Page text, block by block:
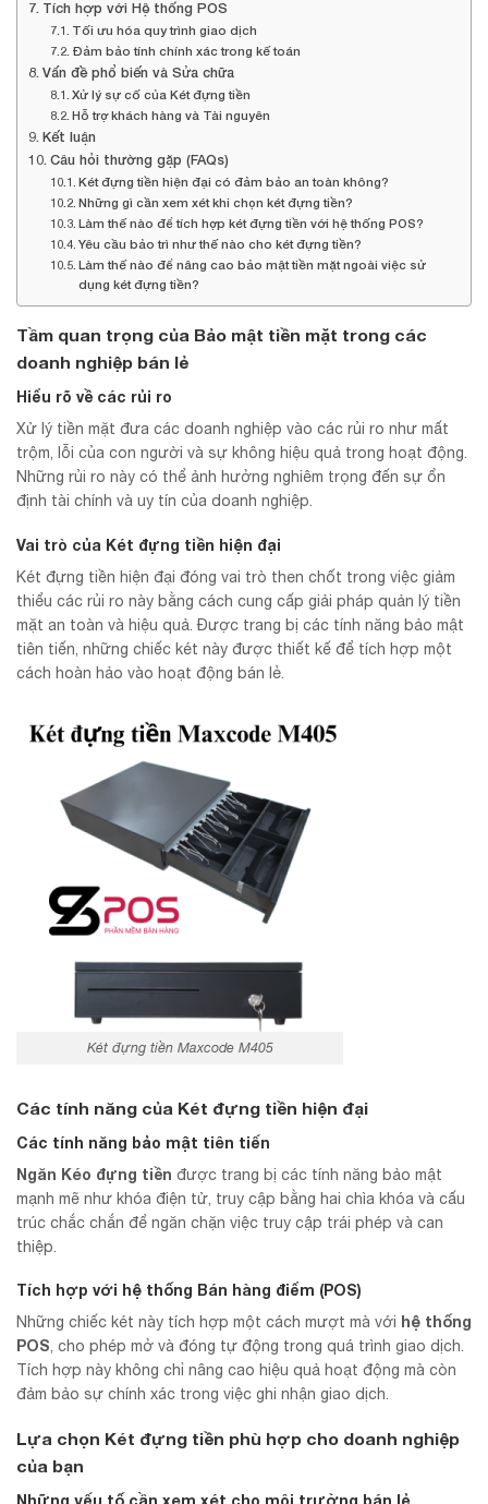
Tích hợp với Hệ thống POS
Tối ưu hóa quy trình giao dịch
Đảm bảo tính chính xác trong kế toán
Vấn đề phổ biến và Sửa chữa
Xử lý sự cố của Két đựng tiền
Hỗ trợ khách hàng và Tài nguyên
Kết luận
Câu hỏi thường gặp (FAQs)
Két đựng tiền hiện đại có đảm bảo an toàn không?
Những gì cần xem xét khi chọn két đựng tiền?
Làm thế nào để tích hợp két đựng tiền với hệ thống POS?
Yêu cầu bảo trì như thế nào cho két đựng tiền?
Làm thế nào để nâng cao bảo mật tiền mặt ngoài việc sử
dụng két đựng tiền?
Tầm quan trọng của Bảo mật tiền mặt trong các
doanh nghiệp bán lẻ
Hiểu rõ về các rủi ro
Xử lý tiền mặt đưa các doanh nghiệp vào các rủi ro như mất
trộm, lỗi của con người và sự không hiệu quả trong hoạt động.
Những rủi ro này có thể ảnh hưởng nghiêm trọng đến sự ổn
định tài chính và uy tín của doanh nghiệp.
Vai trò của Két đựng tiền hiện đại
Két đựng tiền hiện đại đóng vai trò then chốt trong việc giảm
thiểu các rủi ro này bằng cách cung cấp giải pháp quản lý tiền
mặt an toàn và hiệu quả. Được trang bị các tính năng bảo mật
tiên tiến, những chiếc két này được thiết kế để tích hợp một
cách hoàn hảo vào hoạt động bán lẻ.
Két đựng tiền Maxcode M405
Các tính năng của Két đựng tiền hiện đại
Các tính năng bảo mật tiên tiến
Ngăn Kéo đựng tiền được trang bị các tính năng bảo mật
mạnh mẽ như khóa điện tử, truy cập bằng hai chìa khóa và cấu
trúc chắc chắn để ngăn chặn việc truy cập trái phép và can
thiệp.
Tích hợp với hệ thống Bán hàng điểm (POS)
Những chiếc két này tích hợp một cách mượt mà với hệ thống
POS , cho phép mở và đóng tự động trong quá trình giao dịch.
Tích hợp này không chỉ nâng cao hiệu quả hoạt động mà còn
đảm bảo sự chính xác trong việc ghi nhận giao dịch.
Lựa chọn Két đựng tiền phù hợp cho doanh nghiệp
của bạn
Những yếu tố cần xem xét cho môi trường bán lẻ